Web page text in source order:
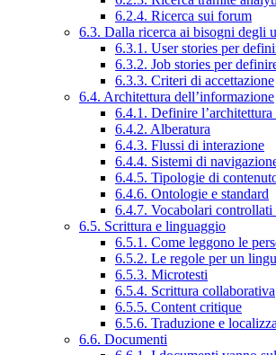
6.2.4. Ricerca sui forum
6.3. Dalla ricerca ai bisogni degli
6.3.1. User stories per
6.3.2. Job stories per
6.3.3. Criteri di accettazione
6.4. Architettura dell’informazione
6.4.1. Definire
6.4.2. Alberatura
6.4.3. Flussi di interazione
6.4.4. Sistemi di
6.4.5. Tipologie di
6.4.6. Ontologie e standard
6.4.7. Vocabolari controllati
6.5. Scrittura e linguaggio
6.5.1. Come leggono le
6.5.2. Le regole per un
6.5.3. Microtesti
6.5.4. Scrittura collaborativa
6.5.5. Content critique
6.5.6. Traduzione e
6.6. Documenti